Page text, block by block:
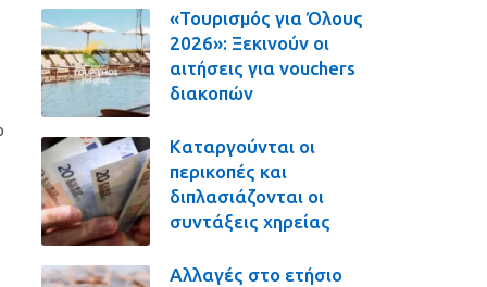
«Τουρισμός για Όλους
2026»: Ξεκινούν οι
αιτήσεις για vouchers
διακοπών
Καταργούνται οι
περικοπές και
διπλασιάζονται οι
συντάξεις χηρείας
Αλλαγές στο ετήσιο